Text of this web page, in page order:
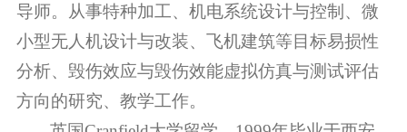
导师。从事特种加工、机电系统设计与控制、微
小型无人机设计与改装、飞机建筑等目标易损性
分析、毁伤效应与毁伤效能虚拟仿真与测试评估
方向的研究、教学工作。